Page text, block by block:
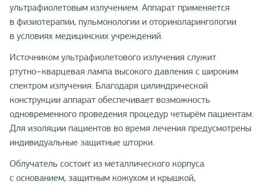
ультрафиолетовым излучением. Аппарат применяется
в физиотерапии, пульмонологии и оториноларингологии
в условиях медицинских учреждений.
Источником ультрафиолетового излучения служит
ртутно−кварцевая лампа высокого давления с широким
спектром излучения. Благодаря цилиндрической
конструкции аппарат обеспечивает возможность
одновременного проведения процедур четырём пациентам.
Для изоляции пациентов во время лечения предусмотрены
индивидуальные защитные шторки.
Облучатель состоит из металлического корпуса
с основанием, защитным кожухом и крышкой,